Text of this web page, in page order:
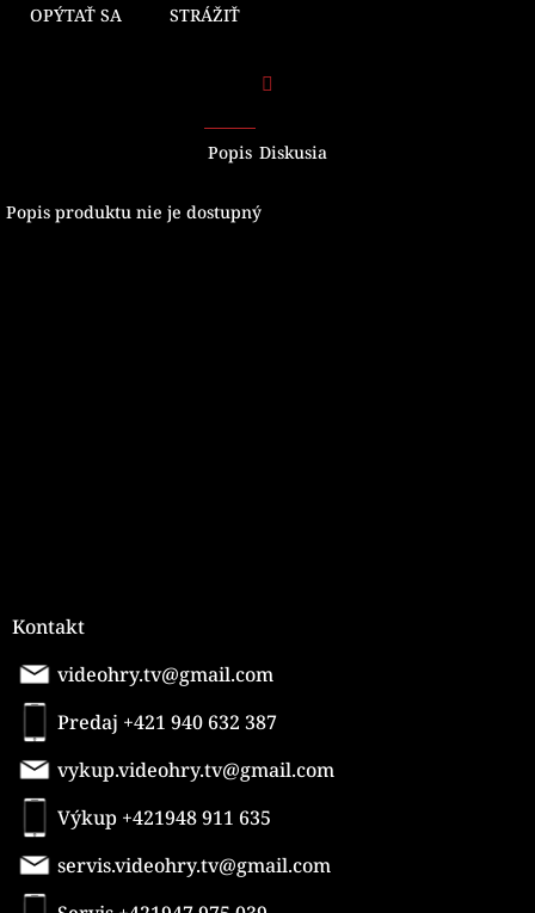
OPÝTAŤ SA STRÁŽIŤ
Popis Diskusia
Popis produktu nie je dostupný
Kontakt
videohry.tv@gmail.com
Predaj +421 940 632 387
vykup.videohry.tv@gmail.com
Výkup +421948 911 635
servis.videohry.tv@gmail.com